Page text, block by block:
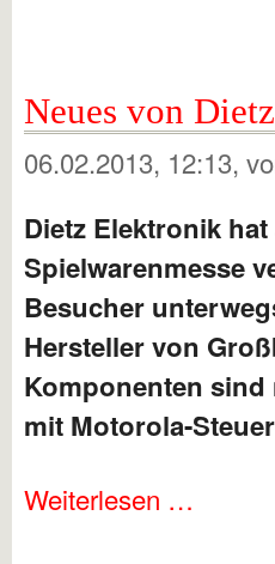
Neues von Dietz
06.02.2013, 12:13,
Dietz Elektronik
Spielwarenmesse
Besucher
Hersteller von
Komponenten
mit Motorola-
Weiterlesen …